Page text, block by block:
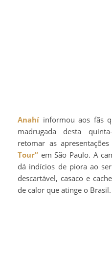
Anahí informou aos fãs
madrugada desta
retomar as
Tour” em São Paulo. A
dá indícios de piora ao
descartável, casaco e
de calor que atinge o Brasil.